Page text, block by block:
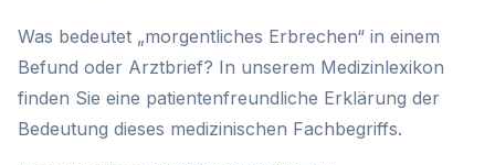
Was bedeutet „morgentliches Erbrechen“ in einem
Befund oder Arztbrief? In unserem Medizinlexikon
finden Sie eine patientenfreundliche Erklärung der
Bedeutung dieses medizinischen Fachbegriffs.